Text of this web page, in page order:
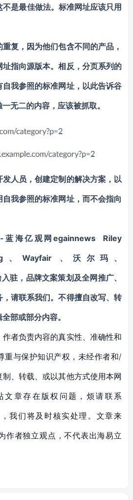
不是最佳做法。标准网址应该只用
复，因为他们包含不同的产品，
址指向源版本。相反，分页系列的
我参照的标准网址，以此告诉谷
无二的内容，应该被抓取。
人员，创建定制的解决方案，以
我参照的标准网址，而不会指向
-蓝海亿观网egainnews Riley
、Wayfair 、沃尔玛、
驻，品牌文案策划及全网推广、
，请联系我们。不得擅自改写、转
全部或部分内容。
者负责内容的真实性、准确性和
重与保护知识产权，未经作者和/
、转载、或以其他方式使用本网
文章存在版权问题，烦请联系
我们将及时核实处理。文章来
作者独立观点，不代表出海易立